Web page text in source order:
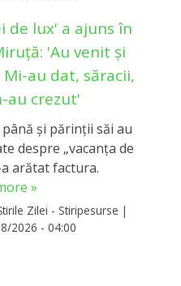
de lux' a ajuns în
'Au venit și
au dat, săracii,
au crezut'
și părinții săi au
despre „vacanța de
arătat factura.
»
Zilei - Stiripesurse |
2026 - 04:00